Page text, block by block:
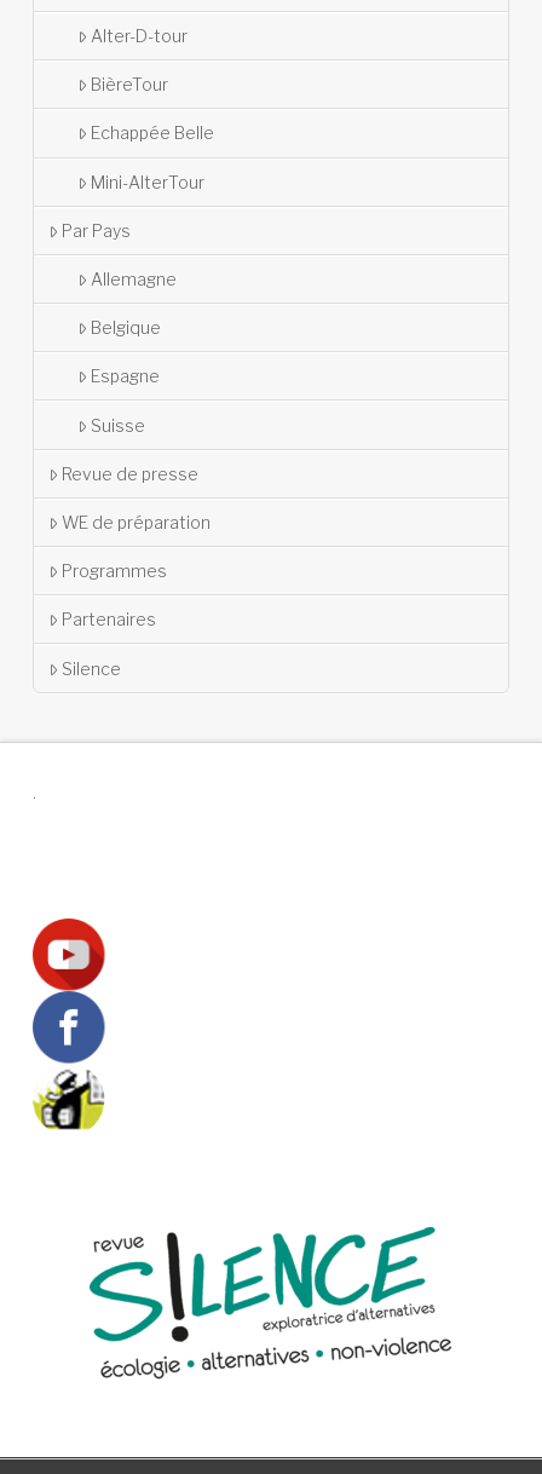
Alter-D-tour
BièreTour
Echappée Belle
Mini-AlterTour
Par Pays
Allemagne
Belgique
Espagne
Suisse
Revue de presse
WE de préparation
Programmes
Partenaires
Silence